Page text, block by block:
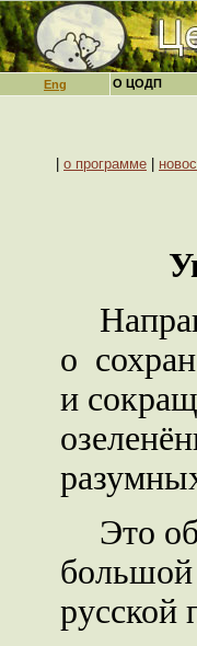
Eng
о программе
о
и
Это
большой
русской
О ЦОДП